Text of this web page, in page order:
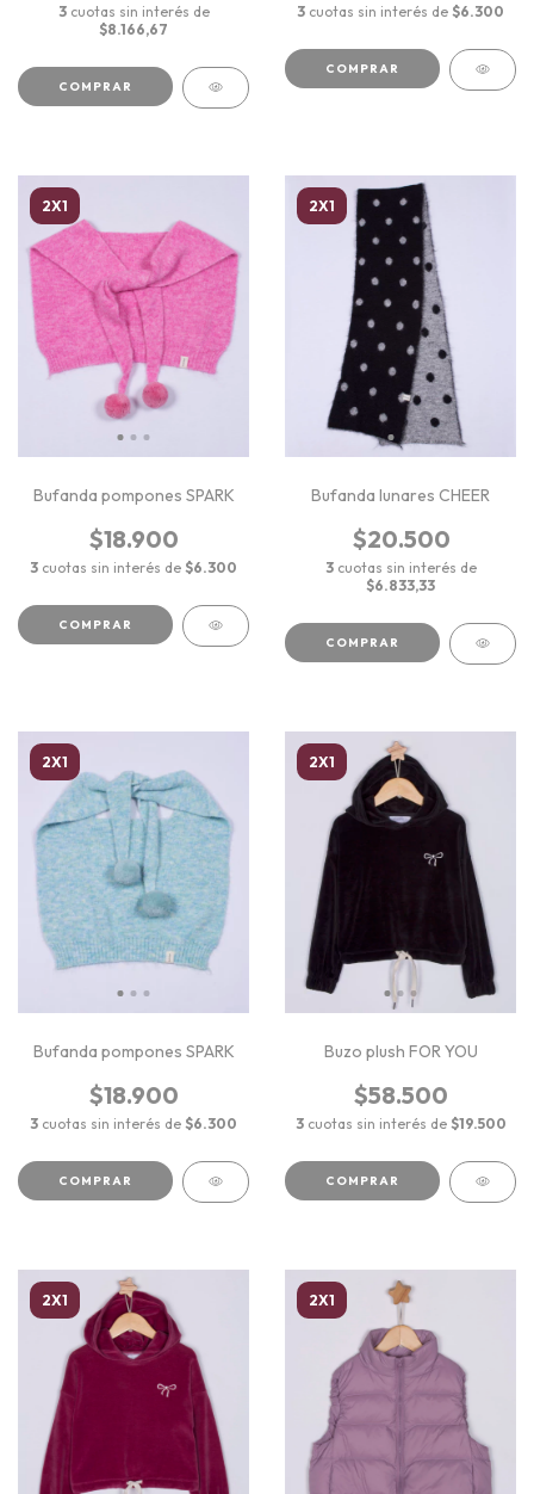
3 cuotas sin interés de
$8.166,67
COMPRAR
3 cuotas sin interés de $6.300
COMPRAR
2X1
Bufanda pompones SPARK
$18.900
3 cuotas sin interés de $6.300
COMPRAR
2X1
Bufanda lunares CHEER
$20.500
3 cuotas sin interés de
$6.833,33
COMPRAR
2X1
Bufanda pompones SPARK
$18.900
3 cuotas sin interés de $6.300
COMPRAR
2X1
Buzo plush FOR YOU
$58.500
3 cuotas sin interés de $19.500
COMPRAR
2X1 2X1